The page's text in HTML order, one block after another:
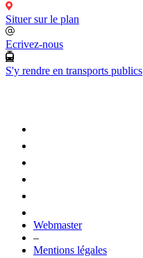
Situer sur le plan
Ecrivez-nous
S'y rendre en transports publics
Webmaster
–
Mentions légales